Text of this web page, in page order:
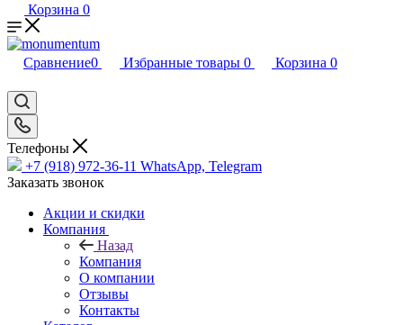
Корзина 0
Сравнение0 Избранные товары 0 Корзина 0
Телефоны
+7 (918) 972-36-11 WhatsApp, Telegram
Заказать звонок
Акции и скидки
Компания
Назад
Компания
О компании
Отзывы
Контакты